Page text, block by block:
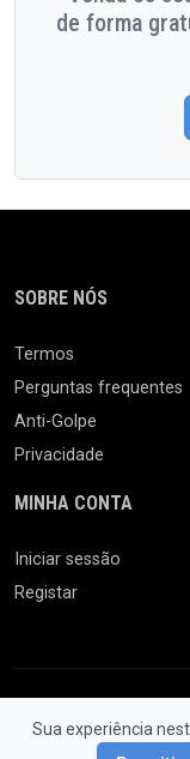
de forma
Sua experiência
SOBRE NÓS
Termos
Perguntas frequentes
Anti-Golpe
Privacidade
MINHA CONTA
Iniciar sessão
Registar
© 2026 Feira